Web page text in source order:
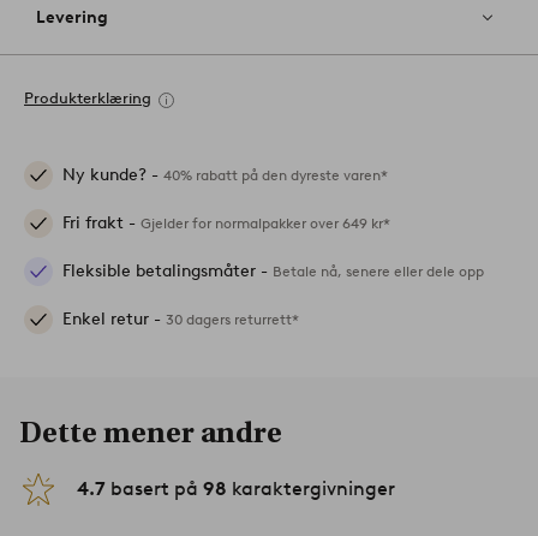
Levering
Produkterklæring
Ny kunde? - 40% rabatt på den dyreste varen*
Fri frakt - Gjelder for normalpakker over 649 kr*
Fleksible betalingsmåter - Betale nå, senere eller dele opp
Enkel retur - 30 dagers returrett*
Dette mener andre
4.7 basert på 98 karaktergivninger